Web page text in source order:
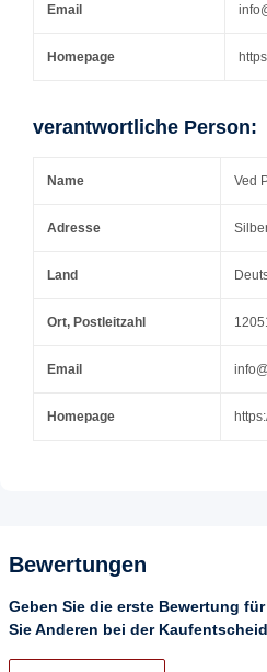
Email
Homepage
verantwortliche Person:
Name Ved
Adresse
Land
Ort, Postleitzahl
Email
Homepage
Bewertungen
Geben Sie die erste Bewertung
Sie Anderen bei der